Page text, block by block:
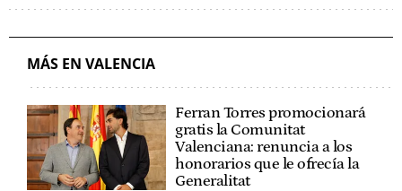
MÁS EN VALENCIA
Ferran Torres promocionará
gratis la Comunitat
Valenciana: renuncia a los
honorarios que le ofrecía la
Generalitat